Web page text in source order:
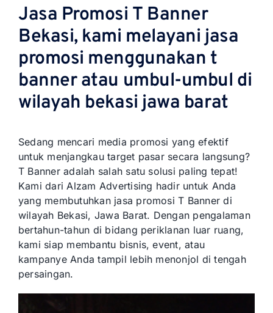
Jasa Promosi T Banner
Bekasi, kami melayani jasa
promosi menggunakan t
banner atau umbul-umbul di
wilayah bekasi jawa barat
Sedang mencari media promosi yang efektif
untuk menjangkau target pasar secara langsung?
T Banner adalah salah satu solusi paling tepat!
Kami dari Alzam Advertising hadir untuk Anda
yang membutuhkan jasa promosi T Banner di
wilayah Bekasi, Jawa Barat. Dengan pengalaman
bertahun-tahun di bidang periklanan luar ruang,
kami siap membantu bisnis, event, atau
kampanye Anda tampil lebih menonjol di tengah
persaingan.